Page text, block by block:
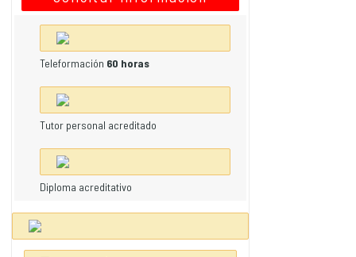
Teleformación 60 horas
Tutor personal acreditado
Diploma acreditativo